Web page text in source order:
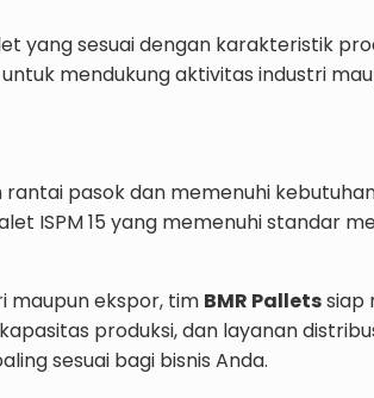
yang sesuai dengan karakteristik
mendukung aktivitas industri
pasok dan memenuhi
ISPM 15 yang memenuhi standar
maupun ekspor, tim BMR Palletssiap
produksi, dan layanan
sesuai bagi bisnis Anda.